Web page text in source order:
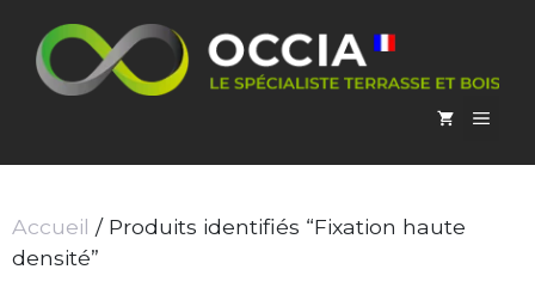
contenu
Accueil / Produits identifiés “Fixation haute
densité”